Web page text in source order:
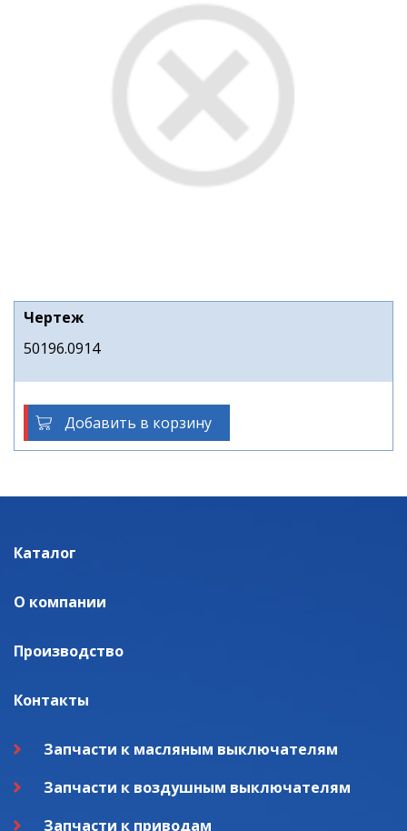
Чертеж
50196.0914
Добавить в корзину
Каталог
О компании
Производство
Контакты
Запчасти к масляным выключателям
Запчасти к воздушным выключателям
Запчасти к приводам